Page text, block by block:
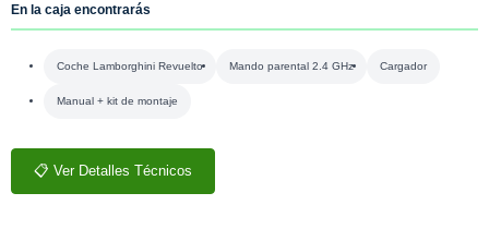
En la caja encontrarás
Coche Lamborghini Revuelto Mando parental 2.4 GHz Cargador
Manual + kit de montaje
📋 Ver Detalles Técnicos